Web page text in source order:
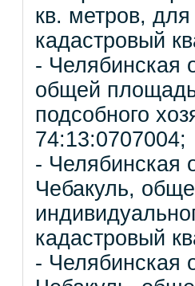
кв. метров, для
кадастровый
- Челябинская
общей
подсобного
74:13:0707004;
- Челябинская
Чебакуль,
кадастровый
- Челябинская